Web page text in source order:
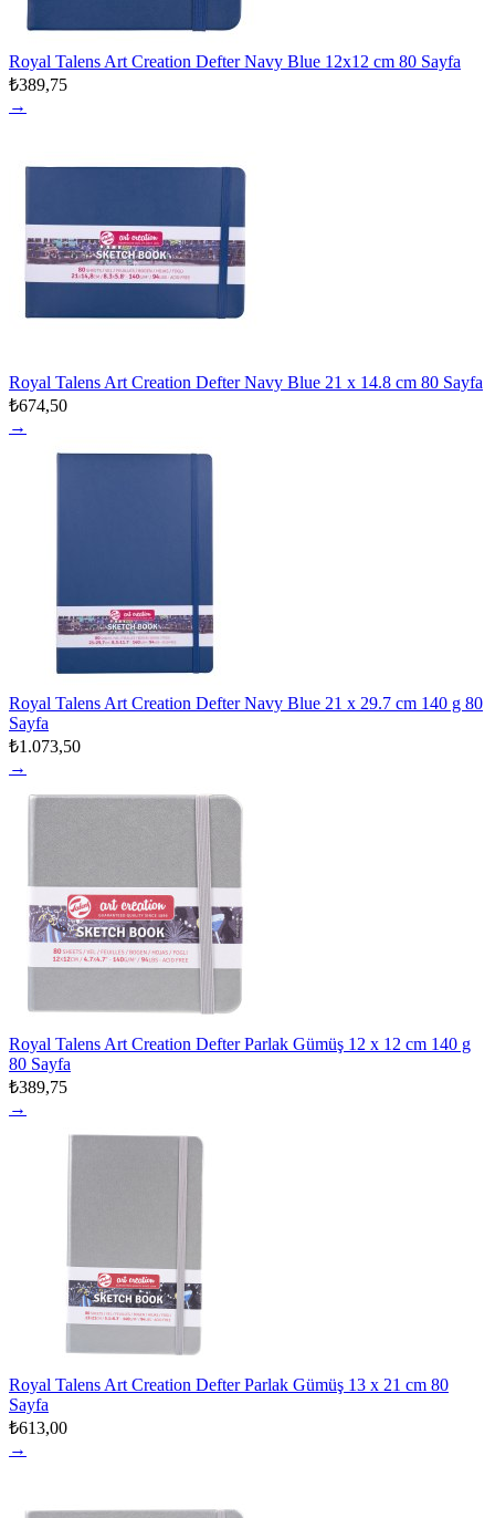
Royal Talens Art Creation Defter Navy Blue 12x12 cm 80 Sayfa
₺389,75
→
Royal Talens Art Creation Defter Navy Blue 21 x 14.8 cm 80 Sayfa
₺674,50
→
Royal Talens Art Creation Defter Navy Blue 21 x 29.7 cm 140 g 80
Sayfa
₺1.073,50
→
Royal Talens Art Creation Defter Parlak Gümüş 12 x 12 cm 140 g
80 Sayfa
₺389,75
→
Royal Talens Art Creation Defter Parlak Gümüş 13 x 21 cm 80
Sayfa
₺613,00
→